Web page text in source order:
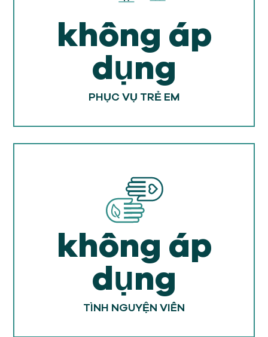
không áp
dụng
PHỤC VỤ TRẺ EM
không áp
dụng
TÌNH NGUYỆN VIÊN